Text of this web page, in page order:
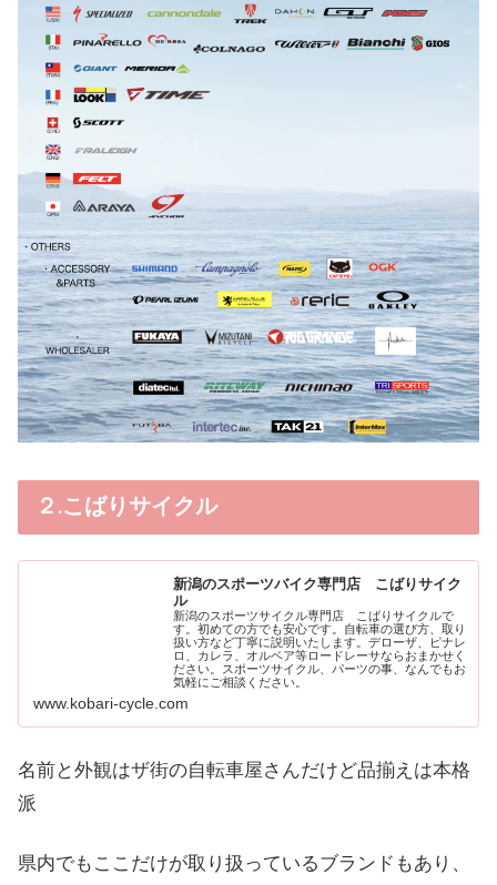
２.こばりサイクル
新潟のスポーツバイク専門店 こばりサイク
ル
新潟のスポーツサイクル専門店 こばりサイクルで
す。初めての方でも安心です。自転車の選び方、取り
扱い方など丁寧に説明いたします。デローザ、ピナレ
ロ、カレラ、オルベア等ロードレーサならおまかせく
ださい。スポーツサイクル、パーツの事、なんでもお
気軽にご相談ください。
www.kobari-cycle.com
名前と外観はザ街の自転車屋さんだけど品揃えは本格
派
県内でもここだけが取り扱っているブランドもあり、